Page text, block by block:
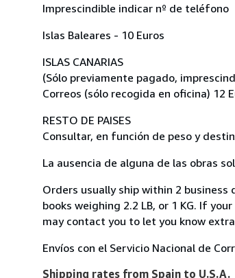
Imprescindible indicar nº de teléfono
Islas Baleares - 10 Euros
ISLAS CANARIAS
(Sólo previamente pagado,
Correos (sólo recogida en oficina) 12
RESTO DE PAISES
Consultar, en función de peso y
La ausencia de alguna de las obras
Orders usually ship within 2 business
books weighing 2.2 LB, or 1 KG. If
may contact you to let you know
Envíos con el Servicio Nacional de
Shipping rates from Spain to U.S.A.